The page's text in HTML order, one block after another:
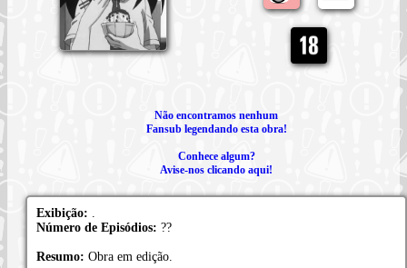
Não encontramos nenhum
Fansub legendando esta obra!
Conhece algum?
Avise-nos clicando aqui!
Exibição:
Número de Episódios: ??
Resumo: Obra em edição.